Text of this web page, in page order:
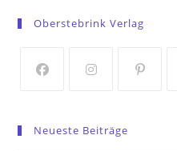
a
tab
tab
Oberstebrink Verlag
a
a
Neueste Beiträge